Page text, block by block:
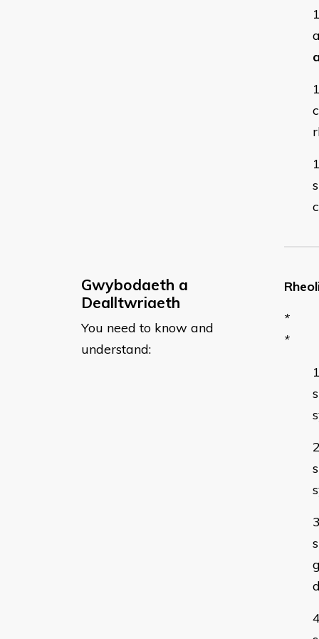
Gwybodaeth a
Dealltwriaeth
You need to know and
understand:
*
*